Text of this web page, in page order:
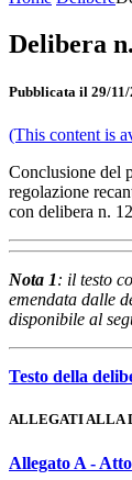
Delibera
Pubblicata il 29/11/
(This content is
Conclusione del
regolazione
con delibera n.
Nota 1: il testo
emendata dalle
disponibile al
Testo della
ALLEGATI ALLA
Allegato A -